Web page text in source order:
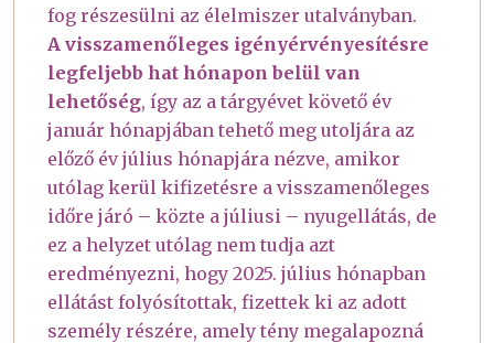
fog részesülni az élelmiszer utalványban.
A visszamenőleges igényérvényesítésre
legfeljebb hat hónapon belül van
lehetőség, így az a tárgyévet követő év
január hónapjában tehető meg utoljára az
előző év július hónapjára nézve, amikor
utólag kerül kifizetésre a visszamenőleges
időre járó – közte a júliusi – nyugellátás, de
ez a helyzet utólag nem tudja azt
eredményezni, hogy 2025. július hónapban
ellátást folyósítottak, fizettek ki az adott
személy részére, amely tény megalapozná